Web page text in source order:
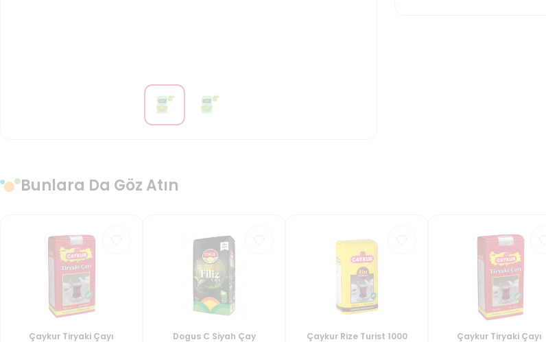
Bunlara Da Göz Atın
Çaykur Tiryaki Çayı
Dogus C Siyah Çay
Çaykur Rize Turist 1000
Çaykur Tiryaki Çayı